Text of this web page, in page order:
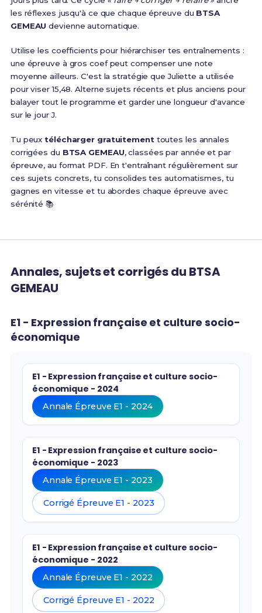
les réflexes jusqu'à ce que chaque épreuve du BTSA
GEMEAU devienne automatique.
Utilise les coefficients pour hiérarchiser tes entraînements :
une épreuve à gros coef peut compenser une note
moyenne ailleurs. C'est la stratégie que Juliette a utilisée
pour viser 15,48. Alterne sujets récents et plus anciens pour
balayer tout le programme et garder une longueur d'avance
sur le jour J.
Tu peuxtélécharger gratuitement toutes les annales
corrigées du BTSA GEMEAU, classées par année et par
épreuve, au format PDF. En t'entraînant régulièrement sur
ces sujets concrets, tu consolides tes automatismes, tu
gagnes en vitesse et tu abordes chaque épreuve avec
sérénité 📚
Annales, sujets et corrigés du BTSA
GEMEAU
E1 - Expression française et culture socio-
économique
E1 - Expression française et culture socio-
économique - 2024
Annale Épreuve E1 - 2024
E1 - Expression française et culture socio-
économique - 2023
Annale Épreuve E1 - 2023
Corrigé Épreuve E1 - 2023
E1 - Expression française et culture socio-
économique - 2022
Annale Épreuve E1 - 2022
Corrigé Épreuve E1 - 2022